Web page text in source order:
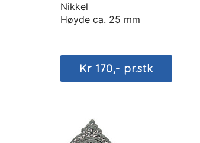
Nikkel
Høyde ca. 25 mm
Kr 170,- pr.stk